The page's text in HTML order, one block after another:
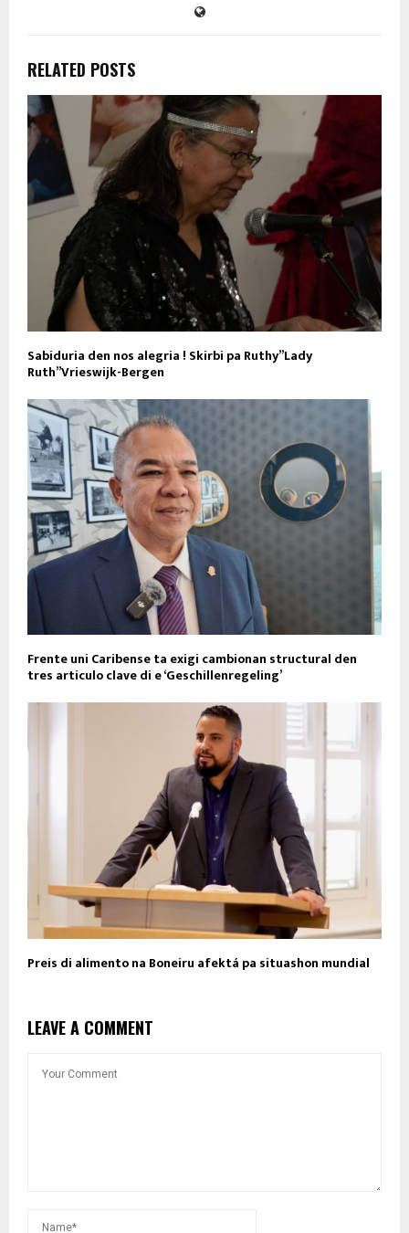
RELATED POSTS
Sabiduria den nos alegria ! Skirbi pa Ruthy”Lady
Ruth”Vrieswijk-Bergen
Frente uni Caribense ta exigi cambionan structural den
tres articulo clave di e ‘Geschillenregeling’
Preis di alimento na Boneiru afektá pa situashon mundial
LEAVE A COMMENT